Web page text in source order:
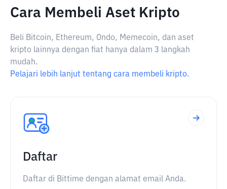
Cara Membeli Aset Kripto
Beli Bitcoin, Ethereum, Ondo, Memecoin, dan aset
kripto lainnya dengan fiat hanya dalam 3 langkah
mudah.
Pelajari lebih lanjut tentang cara membeli kripto.
Daftar
Daftar di Bittime dengan alamat email Anda.